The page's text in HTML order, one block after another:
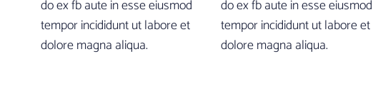
do ex fb aute in esse eiusmod
tempor incididunt ut labore et
dolore magna aliqua.
do ex fb aute in esse eiusmod
tempor incididunt ut labore et
dolore magna aliqua.